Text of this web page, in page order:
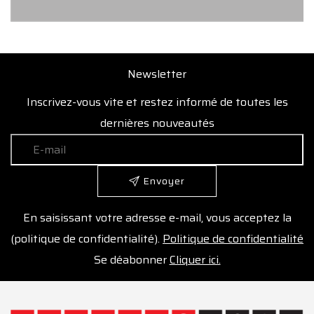
Newsletter
Inscrivez-vous vite et restez informé de toutes les
dernières nouveautés
Envoyer
En saisissant votre adresse e-mail, vous acceptez la
(politique de confidentialité). Politique de confidentialité
Se déabonnerCliquer ici.